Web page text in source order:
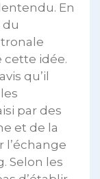
En
du
cette idée.
qu’il
par des
et de la
l’échange
Selon les